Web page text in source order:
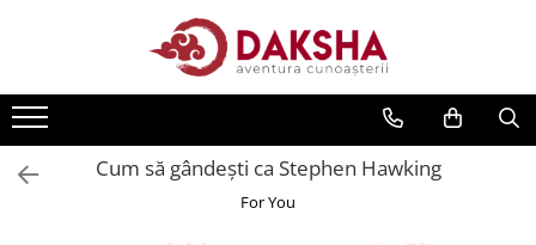
Editura Daksha
Seria Radu CinamarCum să gândești ca Stephen Hawking
For You